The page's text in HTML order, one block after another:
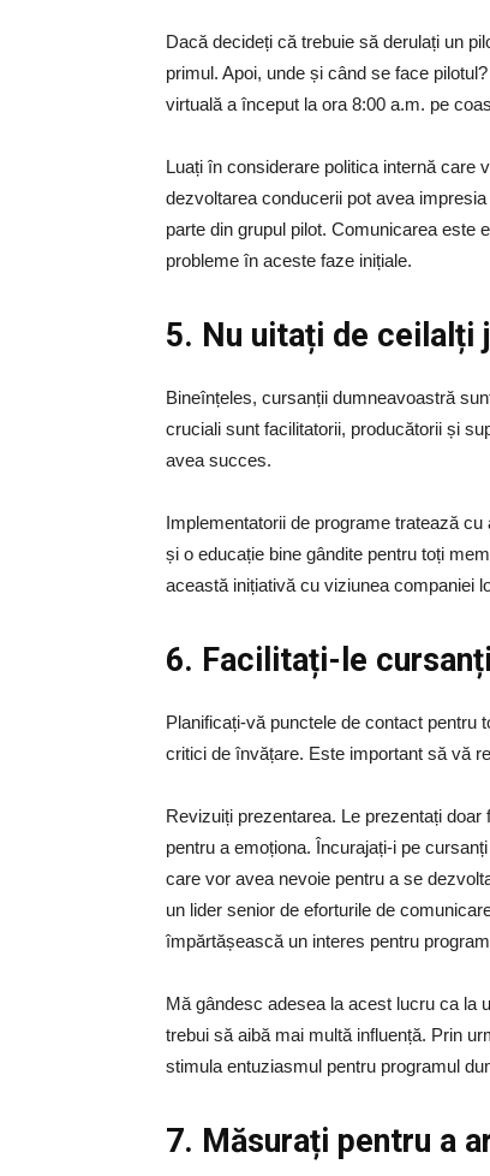
Dacă decideți că trebuie să derulați un
primul. Apoi, unde și când se face
virtuală a început la ora 8:00 a.m. pe
Luați în considerare politica internă care
dezvoltarea conducerii pot avea
parte din grupul pilot. Comunicarea este
probleme în aceste faze inițiale.
5. Nu uitați de
Bineînțeles, cursanții dumneavoastră
cruciali sunt facilitatorii, producătorii și
avea succes.
Implementatorii de programe tratează
și o educație bine gândite pentru toți
această inițiativă cu viziunea companiei
6. Facilitați-le
Planificați-vă punctele de contact pentru
critici de învățare. Este important să vă
Revizuiți prezentarea. Le prezentați
pentru a emoționa. Încurajați-i pe
care vor avea nevoie pentru a se
un lider senior de eforturile de
împărtășească un interes pentru
Mă gândesc adesea la acest lucru ca la
trebui să aibă mai multă influență. Prin
stimula entuziasmul pentru programul
7. Măsurați pentru a